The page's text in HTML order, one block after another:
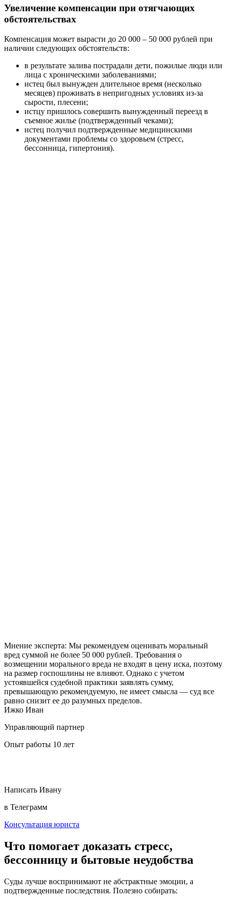
Увеличение компенсации при отягчающих
обстоятельствах
Компенсация может вырасти до 20 000 – 50 000 рублей при
наличии следующих обстоятельств:
в результате залива пострадали дети, пожилые люди или
лица с хроническими заболеваниями;
истец был вынужден длительное время (несколько
месяцев) проживать в непригодных условиях из-за
сырости, плесени;
истцу пришлось совершить вынужденный переезд в
съемное жилье (подтвержденный чеками);
истец получил подтвержденные медицинскими
документами проблемы со здоровьем (стресс,
бессонница, гипертония).
Мнение эксперта: Мы рекомендуем оценивать моральный
вред суммой не более 50 000 рублей. Требования о
возмещении морального вреда не входят в цену иска, поэтому
на размер госпошлины не влияют. Однако с учетом
устоявшейся судебной практики заявлять сумму,
превышающую рекомендуемую, не имеет смысла — суд все
равно снизит ее до разумных пределов.
Ижко Иван
Управляющий партнер
Опыт работы 10 лет
Написать Ивану
в Телеграмм
Консультация юриста
Что помогает доказать стресс,
бессонницу и бытовые неудобства
Суды лучше воспринимают не абстрактные эмоции, а
подтвержденные последствия. Полезно собирать: